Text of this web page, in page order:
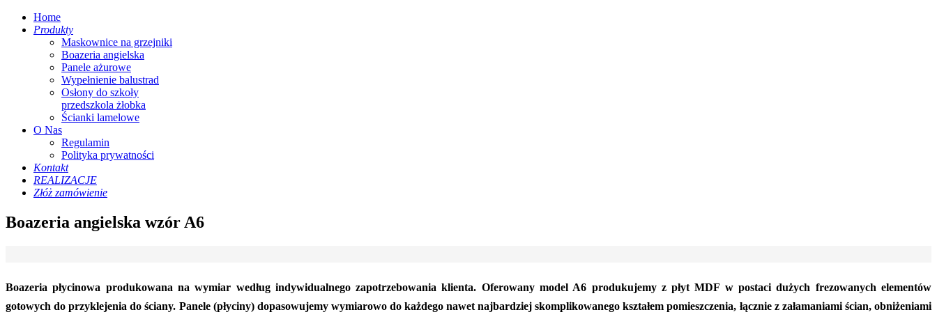
Home
Produkty
Maskownice na grzejniki
Boazeria angielska
Panele ażurowe
Wypełnienie balustrad
Osłony do szkoły
przedszkola żłobka
Ścianki lamelowe
O Nas
Regulamin
Polityka prywatności
Kontakt
REALIZACJE
Złóż zamówienie
Boazeria angielska wzór A6
Boazeria płycinowa produkowana na wymiar według indywidualnego zapotrzebowania klienta. Oferowany model A6 produkujemy z płyt MDF w postaci dużych frezowanych elementów
gotowych do przyklejenia do ściany. Panele (płyciny) dopasowujemy wymiarowo do każdego nawet najbardziej skomplikowanego kształem pomieszczenia, łącznie z załamaniami ścian, obniżeniami